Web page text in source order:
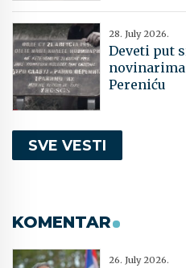
28. July 2026.
Deveti put
Pereniću
SVE VESTI
KOMENTAR
26. July 2026.